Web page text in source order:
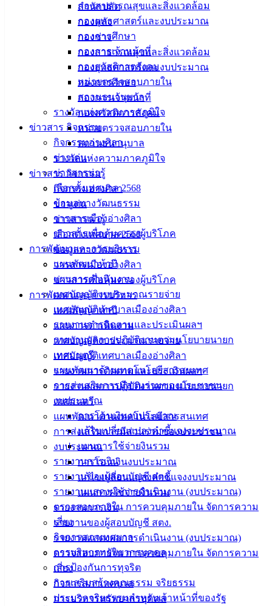
กองสาธารณสุขและสิ่งแวดล้อม
กองยุทธศาสตร์และงบประมาณ
กองการศึกษา
กองการเจ้าหน้าที่
กองสวัสดิการสังคม
หน่วยตรวจสอบภายใน
สถานธนานุบาล
รางวัลแห่งความภาคภูมิใจ
ข่าวสาร กิจกรรม
กิจกรรมอ่างศิลา
ข่าวเด่น
ข่าวสารน่ารู้
เลือกตั้งเทศบาล 2568
ข้อมูลทางวัฒนธรรม
วารสารเมืองอ่างศิลา
ข่าวสารเพื่อคุ้มครองผู้บริโภค
การพัฒนาและการบริหาร
แผนพัฒนาห้าปี
แผนการดำเนินงาน
เทศบัญญัติงบประมาณรายจ่าย
เทศบัญญัติเทศบาลเมืองอ่างศิลา
รายงานการติดตามและประเมินผลฯ
รายงานผลการปฏิบัติงานตามนโยบายนายก
เทศมนตรี
แผนพัฒนาด้านเทคโนโลยีสารสนเทศ
การส่งเสริมการมีส่วนร่วมของประชาชน
งบประมาณ
การโอนเงินงบประมาณ
แก้ไขเปลี่ยนแปลงคำชี้แจงงบประมาณ
แผนการใช้จ่ายงินรวม
รายงานการเงิน
รายงานของผู้สอบบัญชี สตง.
รายงานแสดงผลการดำเนินงาน (งบประมาณ)
ตรวจสอบภายใน การควบคุมภายใน จัดการความ
เสี่ยง
กิจการสภาเทศบาล
การบริหารทรัพยากรบุคคล
การป้องกันการทุจริต
การเสริมสร้างคุณธรรม จริยธรรม
ประมวลจริยธรรมสำหรับเจ้าหน้าที่ของรัฐ
สำนักปลัด
กองคลัง
กองช่าง
กองสาธารณสุขและสิ่งแวดล้อม
กองยุทธศาสตร์และงบประมาณ
กองการศึกษา
กองการเจ้าหน้าที่
กองสวัสดิการสังคม
หน่วยตรวจสอบภายใน
สถานธนานุบาล
รางวัลแห่งความภาคภูมิใจ
ข่าวสาร กิจกรรม
กิจกรรมอ่างศิลา
ข่าวเด่น
ข่าวสารน่ารู้
เลือกตั้งเทศบาล 2568
ข้อมูลทางวัฒนธรรม
วารสารเมืองอ่างศิลา
ข่าวสารเพื่อคุ้มครองผู้บริโภค
การพัฒนาและการบริหาร
แผนพัฒนาห้าปี
แผนการดำเนินงาน
เทศบัญญัติงบประมาณรายจ่าย
เทศบัญญัติเทศบาลเมืองอ่างศิลา
รายงานการติดตามและประเมินผลฯ
รายงานผลการปฏิบัติงานตามนโยบายนายก
เทศมนตรี
แผนพัฒนาด้านเทคโนโลยีสารสนเทศ
การส่งเสริมการมีส่วนร่วมของประชาชน
งบประมาณ
การโอนเงินงบประมาณ
แก้ไขเปลี่ยนแปลงคำชี้แจงงบประมาณ
แผนการใช้จ่ายงินรวม
รายงานการเงิน
รายงานของผู้สอบบัญชี สตง.
รายงานแสดงผลการดำเนินงาน (งบประมาณ)
ตรวจสอบภายใน การควบคุมภายใน จัดการความ
เสี่ยง
กิจการสภาเทศบาล
การบริหารทรัพยากรบุคคล
ผู้ชนะการเสนอราคา-ถนนหินคลุก-หลังศูนย์เบนซ์
เทศบาล
เมืองอ่าง
สำนักงาน
เทศบาลเมือง
อ่างศิลา 90/338
ม.3 ต.เสม็ด
อ.เมือง จ.ชลบุรี
038-
ประชาชน
ดาวน์โหลด
แบบ
ฟอร์ม,